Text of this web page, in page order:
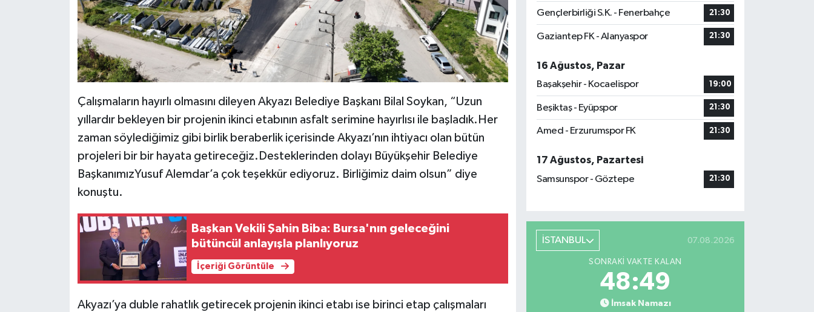
Çalışmaların hayırlı olmasını dileyen Akyazı Belediye Başkanı Bilal Soykan, “Uzun
yıllardır bekleyen bir projenin ikinci etabının asfalt serimine hayırlısı ile başladık.Her
zaman söylediğimiz gibi birlik beraberlik içerisinde Akyazı’nın ihtiyacı olan bütün
projeleri bir bir hayata getireceğiz.Desteklerinden dolayı Büyükşehir Belediye
BaşkanımızYusuf Alemdar’a çok teşekkür ediyoruz. Birliğimiz daim olsun” diye
konuştu.
Başkan Vekili Şahin Biba: Bursa'nın geleceğini
bütüncül anlayışla planlıyoruz
İçeriği Görüntüle
Akyazı’ya duble rahatlık getirecek projenin ikinci etabı ise birinci etap çalışmaları
Gençlerbirliği S.K. - Fenerbahçe 21:30
Gaziantep FK - Alanyaspor 21:30
16 Ağustos, Pazar
Başakşehir - Kocaelispor
19:00
Beşiktaş - Eyüpspor 21:30
Amed - Erzurumspor FK 21:30
17 Ağustos, Pazartesi
Samsunspor - Göztepe
21:30
İSTANBUL 07.08.2026
SONRAKI VAKTE KALAN
48:48
İmsak Namazı